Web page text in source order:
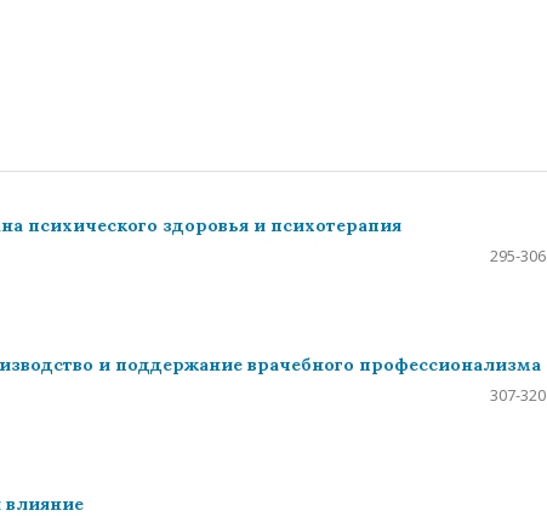
психического здоровья и психотерапия
295-306
и поддержание врачебного профессионализма
307-320
влияние